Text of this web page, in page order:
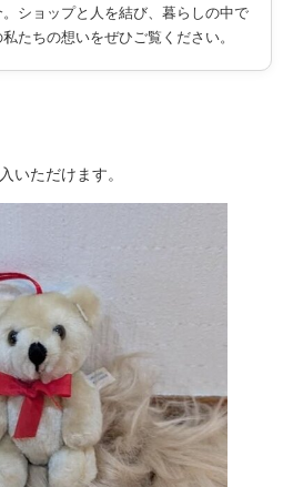
ショップと人を結び、暮らしの中で
たちの想いをぜひご覧ください。
いただけます。